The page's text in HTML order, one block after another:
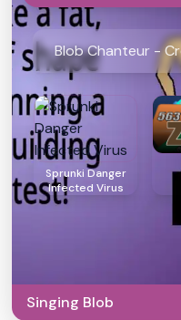
Blob Chanteur -
Sprunki Danger
Infected Virus
Singing Blob